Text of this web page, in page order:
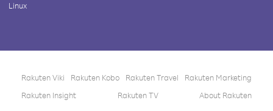
Linux
Rakuten Viki Rakuten Kobo Rakuten Travel
Rakuten Marketing
Rakuten Insight
Rakuten TV About Rakuten